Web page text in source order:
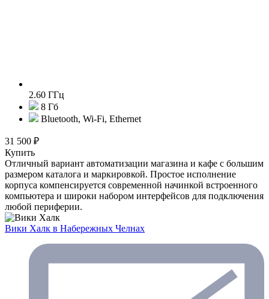
2.60 ГГц
8 Гб
Bluetooth, Wi-Fi, Ethernet
31 500 ₽
Купить
Отличный вариант автоматизации магазина и кафе с большим
размером каталога и маркировкой. Простое исполнение
корпуса компенсируется современной начинкой встроенного
компьютера и широки набором интерфейсов для подключения
любой периферии.
Вики Халк в Набережных Челнах